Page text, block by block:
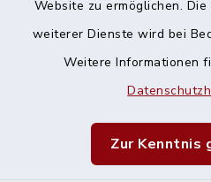
Website zu ermöglichen.
weiterer Dienste wird bei
Weitere Informationen
Zur Kenntnis
Cookie-